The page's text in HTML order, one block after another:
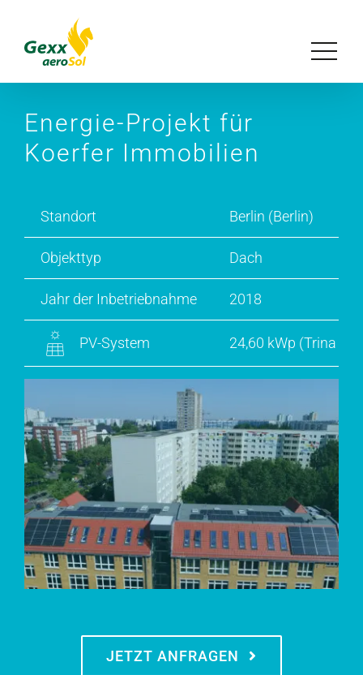
springen
Toggle
Lösungen
Referenzen
Magazin
Angebot anfordern
Energie-Projekt für
Koerfer Immobilien
Standort Berlin (Berlin)
Objekttyp Dach
Jahr der Inbetriebnahme 2018
PV-System 24,60 kWp (Trina
JETZT ANFRAGEN